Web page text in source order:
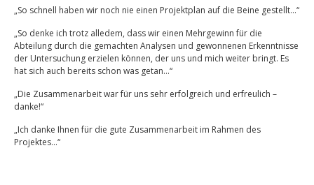
„So schnell haben wir noch nie einen Projektplan auf die Beine gestellt…“
„So denke ich trotz alledem, dass wir einen Mehrgewinn für die
Abteilung durch die gemachten Analysen und gewonnenen Erkenntnisse
der Untersuchung erzielen können, der uns und mich weiter bringt. Es
hat sich auch bereits schon was getan…“
„Die Zusammenarbeit war für uns sehr erfolgreich und erfreulich –
danke!“
„Ich danke Ihnen für die gute Zusammenarbeit im Rahmen des
Projektes…“